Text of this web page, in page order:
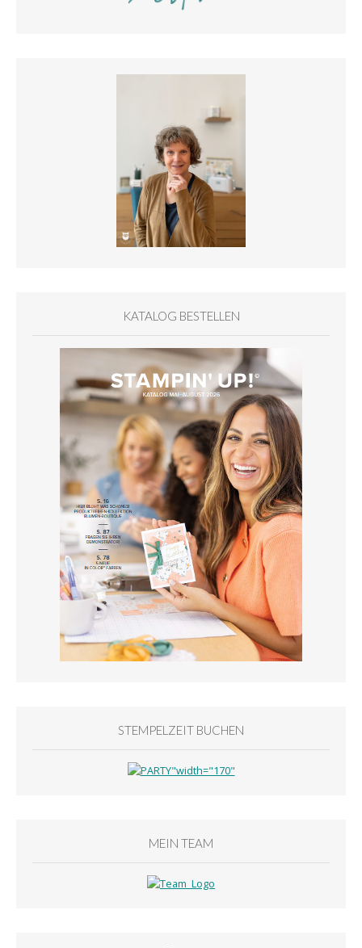
KATALOG BESTELLEN
STEMPELZEIT BUCHEN
MEIN TEAM